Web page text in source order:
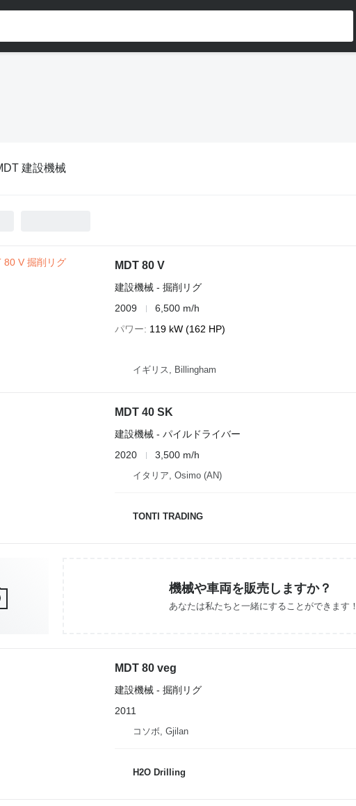
建設機械
MDT 80 V
建設機械 - 掘削リグ
2009
6,500 m/h
パワー
119 kW (162 HP)
イギリス, Billingham
MDT 40 SK
建設機械 - パイルドライバー
2020
3,500 m/h
イタリア, Osimo (AN)
TONTI TRADING
機械や車両を販売しますか？
あなたは私たちと一緒にすることができます！
MDT 80 veg
建設機械 - 掘削リグ
2011
コソボ, Gjilan
H2O Drilling